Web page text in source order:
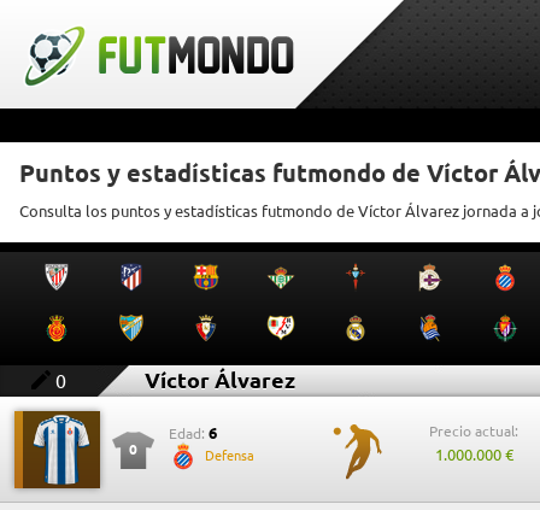
Puntos y estadísticas futmondo de Víctor
Consulta los puntos y estadísticas futmondo de Víctor Álvarez jornada a
0 Víctor Álvarez
0
Edad: 6
Defensa
Precio actual:
1.000.000 €